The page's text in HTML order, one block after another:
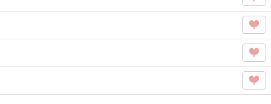
Like
タグ
を
Like
この
タグ
を
Like
この
タグ
を
Like
この
タグ
この